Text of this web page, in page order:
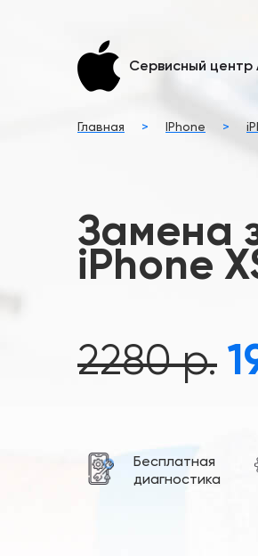
Сервисный центр
Главная > IPhone >
Замена
iPhone
2280 р.
Бесплатная
диагностика